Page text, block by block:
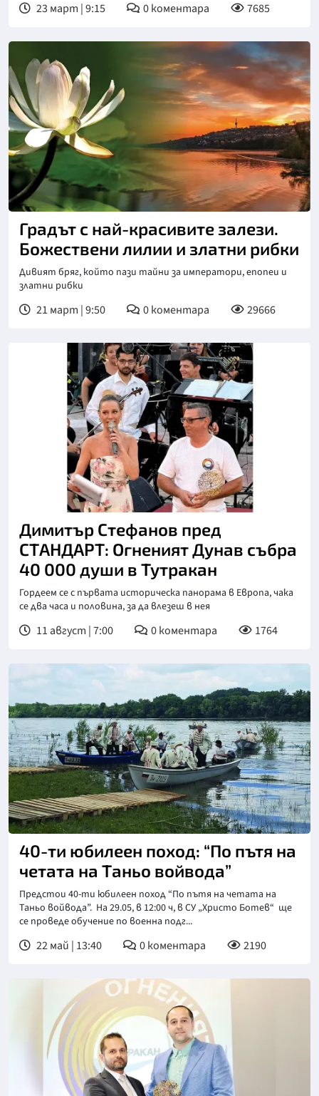
23 март | 9:15 0коментара 7685
Градът с най-красивите залези.
Божествени лилии и златни рибки
Дивият бряг, който пази тайни за императори, епопеи и
златни рибки
21 март | 9:50 0коментара 29666
Димитър Стефанов пред
СТАНДАРТ: Огненият Дунав събра
40 000 души в Тутракан
Гордеем се с първата историческа панорама в Европа, чака
се два часа и половина, за да влезеш в нея
11 август | 7:00 0коментара 1764
40-ти юбилеен поход: “По пътя на
четата на Таньо войвода”
Предстои 40-ти юбилеен поход “По пътя на четата на
Таньо войвода”. На 29.05, в 12:00 ч, в СУ „Христо Ботев“ ще
се проведе обучение по военна подг...
22 май | 13:40 0коментара 2190